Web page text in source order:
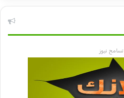
تسامح نيوز